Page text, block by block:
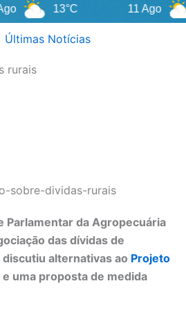
13°C 11°C
Últimas Notícias
rurais
da Agropecuária
das dívidas de
alternativas ao Projeto
uma proposta de medida